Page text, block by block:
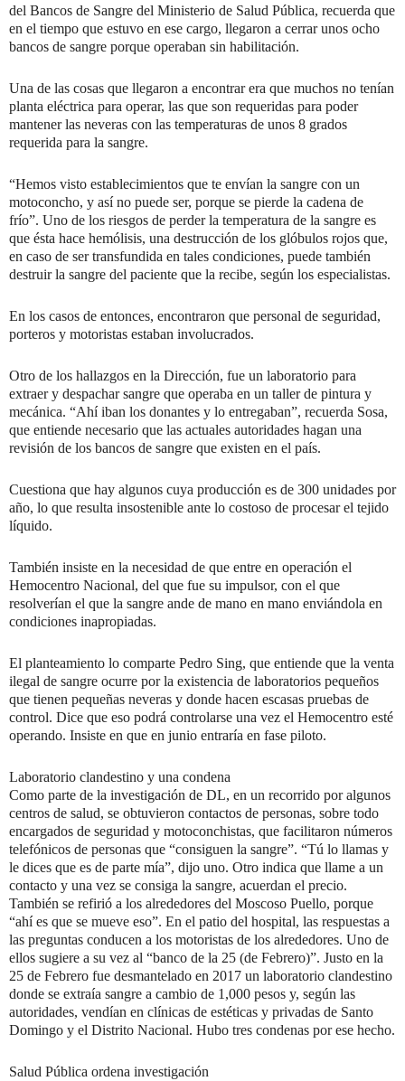
del Bancos de Sangre del Ministerio de Salud Pública, recuerda que
en el tiempo que estuvo en ese cargo, llegaron a cerrar unos ocho
bancos de sangre porque operaban sin habilitación.
Una de las cosas que llegaron a encontrar era que muchos no tenían
planta eléctrica para operar, las que son requeridas para poder
mantener las neveras con las temperaturas de unos 8 grados
requerida para la sangre.
“Hemos visto establecimientos que te envían la sangre con un
motoconcho, y así no puede ser, porque se pierde la cadena de
frío”. Uno de los riesgos de perder la temperatura de la sangre es
que ésta hace hemólisis, una destrucción de los glóbulos rojos que,
en caso de ser transfundida en tales condiciones, puede también
destruir la sangre del paciente que la recibe, según los especialistas.
En los casos de entonces, encontraron que personal de seguridad,
porteros y motoristas estaban involucrados.
Otro de los hallazgos en la Dirección, fue un laboratorio para
extraer y despachar sangre que operaba en un taller de pintura y
mecánica. “Ahí iban los donantes y lo entregaban”, recuerda Sosa,
que entiende necesario que las actuales autoridades hagan una
revisión de los bancos de sangre que existen en el país.
Cuestiona que hay algunos cuya producción es de 300 unidades por
año, lo que resulta insostenible ante lo costoso de procesar el tejido
líquido.
También insiste en la necesidad de que entre en operación el
Hemocentro Nacional, del que fue su impulsor, con el que
resolverían el que la sangre ande de mano en mano enviándola en
condiciones inapropiadas.
El planteamiento lo comparte Pedro Sing, que entiende que la venta
ilegal de sangre ocurre por la existencia de laboratorios pequeños
que tienen pequeñas neveras y donde hacen escasas pruebas de
control. Dice que eso podrá controlarse una vez el Hemocentro esté
operando. Insiste en que en junio entraría en fase piloto.
Laboratorio clandestino y una condena
Como parte de la investigación de DL, en un recorrido por algunos
centros de salud, se obtuvieron contactos de personas, sobre todo
encargados de seguridad y motoconchistas, que facilitaron números
telefónicos de personas que “consiguen la sangre”. “Tú lo llamas y
le dices que es de parte mía”, dijo uno. Otro indica que llame a un
contacto y una vez se consiga la sangre, acuerdan el precio.
También se refirió a los alrededores del Moscoso Puello, porque
“ahí es que se mueve eso”. En el patio del hospital, las respuestas a
las preguntas conducen a los motoristas de los alrededores. Uno de
ellos sugiere a su vez al “banco de la 25 (de Febrero)”. Justo en la
25 de Febrero fue desmantelado en 2017 un laboratorio clandestino
donde se extraía sangre a cambio de 1,000 pesos y, según las
autoridades, vendían en clínicas de estéticas y privadas de Santo
Domingo y el Distrito Nacional. Hubo tres condenas por ese hecho.
Salud Pública ordena investigación